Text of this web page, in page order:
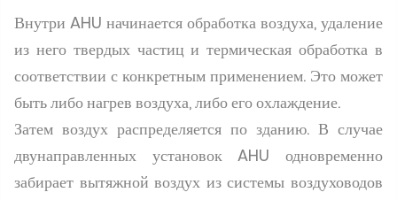
Внутри AHU начинается обработка воздуха, удаление
из него твердых частиц и термическая обработка в
соответствии с конкретным применением. Это может
быть либо нагрев воздуха, либо его охлаждение.
Затем воздух распределяется по зданию. В случае
двунаправленных установок AHU одновременно
забирает вытяжной воздух из системы воздуховодов